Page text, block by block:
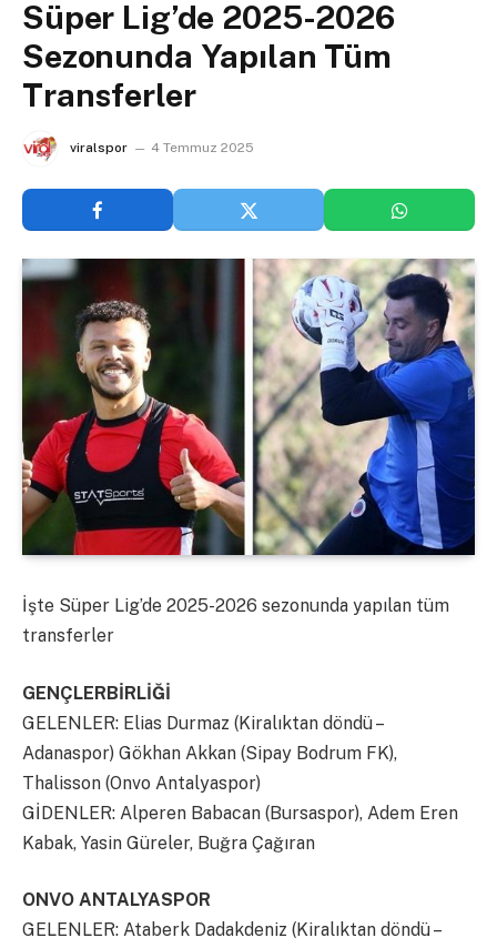
Süper Lig’de 2025-2026
Sezonunda Yapılan Tüm
Transferler
viralspor 4 Temmuz 2025
İşte Süper Lig’de 2025-2026 sezonunda yapılan tüm
transferler
GENÇLERBİRLİĞİ
GELENLER: Elias Durmaz (Kiralıktan döndü –
Adanaspor) Gökhan Akkan (Sipay Bodrum FK),
Thalisson (Onvo Antalyaspor)
GİDENLER: Alperen Babacan (Bursaspor), Adem Eren
Kabak, Yasin Güreler, Buğra Çağıran
ONVO ANTALYASPOR
GELENLER: Ataberk Dadakdeniz (Kiralıktan döndü –